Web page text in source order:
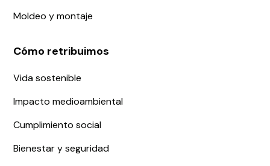
Moldeo y montaje
Cómo retribuimos
Vida sostenible
Impacto medioambiental
Cumplimiento social
Bienestar y seguridad